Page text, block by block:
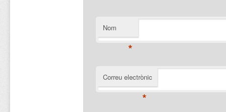
Nom
*
Correu electrònic
*